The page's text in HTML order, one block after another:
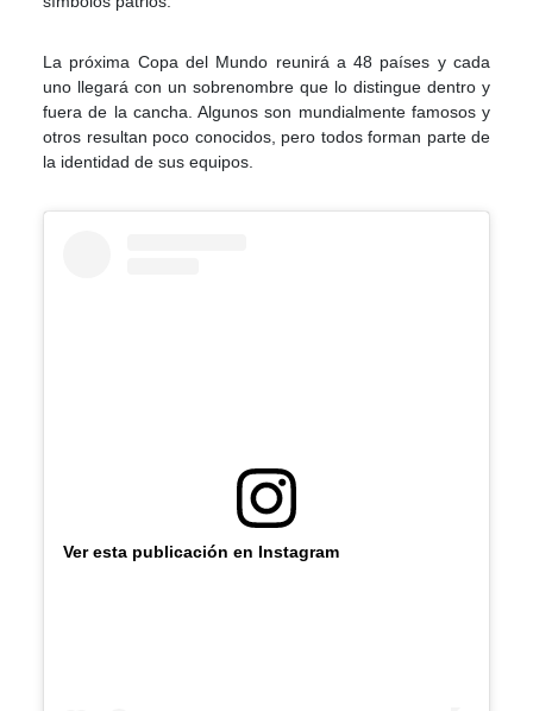
La próxima Copa del Mundo reunirá a 48 países y cada
uno llegará con un sobrenombre que lo distingue dentro y
fuera de la cancha. Algunos son mundialmente famosos y
otros resultan poco conocidos, pero todos forman parte de
la identidad de sus equipos.
Ver esta publicación en Instagram